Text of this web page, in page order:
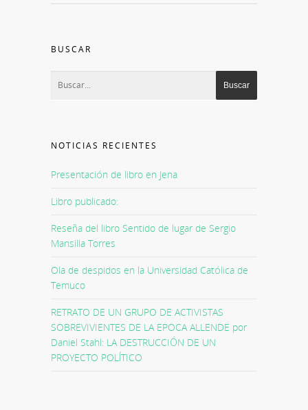
BUSCAR
NOTICIAS RECIENTES
Presentación de libro en Jena
Libro publicado:
Reseña del libro Sentido de lugar de Sergio
Mansilla Torres
Ola de despidos en la Universidad Católica de
Temuco
RETRATO DE UN GRUPO DE ACTIVISTAS
SOBREVIVIENTES DE LA EPOCA ALLENDE por
Daniel Stahl: LA DESTRUCCIÓN DE UN
PROYECTO POLÍTICO